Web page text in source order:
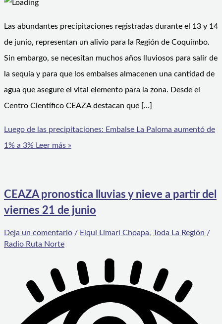
Las abundantes precipitaciones registradas durante el 13 y 14
de junio, representan un alivio para la Región de Coquimbo.
Sin embargo, se necesitan muchos años lluviosos para salir de
la sequía y para que los embalses almacenen una cantidad de
agua que asegure el vital elemento para la zona. Desde el
Centro Científico CEAZA destacan que […]
Luego de las precipitaciones: Embalse La Paloma aumentó de
1% a 3% Leer más »
CEAZA pronostica lluvias y nieve a partir del
viernes 21 de junio
Deja un comentario / Elqui Limarí Choapa, Toda La Región /
Radio Ruta Norte